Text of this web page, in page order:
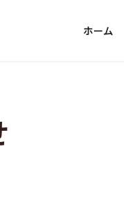
ホーム